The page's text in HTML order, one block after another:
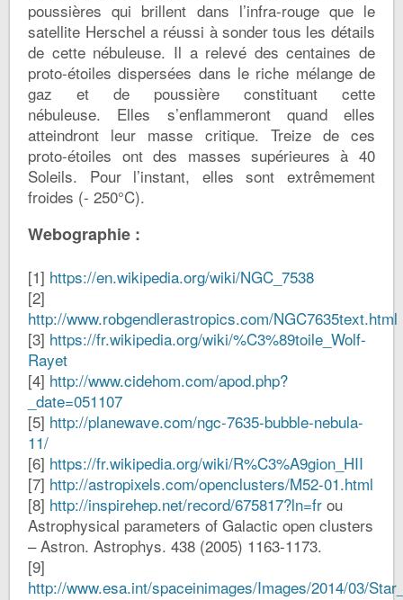
poussières qui brillent dans l’infra-rouge que le
satellite Herschel a réussi à sonder tous les détails
de cette nébuleuse. Il a relevé des centaines de
proto-étoiles dispersées dans le riche mélange de
gaz et de poussière constituant cette
nébuleuse. Elles s’enflammeront quand elles
atteindront leur masse critique. Treize de ces
proto-étoiles ont des masses supérieures à 40
Soleils. Pour l’instant, elles sont extrêmement
froides (- 250°C).
Webographie :
[1] https://en.wikipedia.org/wiki/NGC_7538
[2]
http://www.robgendlerastropics.com/NGC7635text.html
[3] https://fr.wikipedia.org/wiki/%C3%89toile_Wolf-
Rayet
[4] http://www.cidehom.com/apod.php?
_date=051107
[5] http://planewave.com/ngc-7635-bubble-nebula-
11/
[6] https://fr.wikipedia.org/wiki/R%C3%A9gion_HII
[7] http://astropixels.com/openclusters/M52-01.html
[8] http://inspirehep.net/record/675817?ln=frou
Astrophysical parameters of Galactic open clusters
– Astron. Astrophys. 438 (2005) 1163-1173.
[9]
http://www.esa.int/spaceinimages/Images/2014/03/